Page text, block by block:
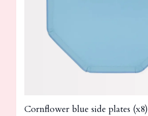
Cornflower blue side plates (x8)